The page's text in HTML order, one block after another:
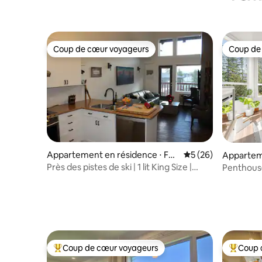
Coup de cœur voyageurs
Coup de cœur voyageurs
Appartement en résidence ⋅ Fer
nie
Évaluation
5 (26)
Près des pistes de ski | 1 lit King Size |
Coup
Coup
nie
Coups de cœur voyageurs les plus appréciés
Coup de cœur voyageurs Coups
Coup